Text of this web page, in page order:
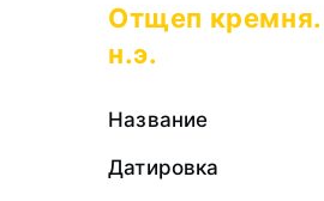
Отщеп
н.э.
Название
Датировка